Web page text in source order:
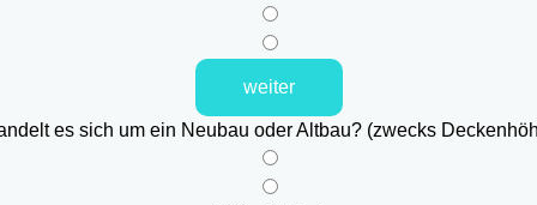
weiter
es sich um ein Neubau oder Altbau? (zwecks